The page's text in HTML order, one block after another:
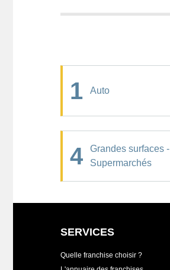
1 Auto
4
Grandes surfaces -
Supermarchés
SERVICES
Quelle franchise choisir ?